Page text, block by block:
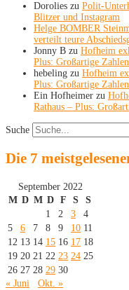
Dorolies zu Polit-
Blitzer und Instagram
Helge BOMBER
verteilt teure
Jonny B zu Hofheim
Plus: Großartige
hebeling zu Hofheim
Plus: Großartige
Ein Hofheimer zu
Rathaus – Plus:
Suche
Die 7
September 2022
M D M D F S
S
1
2 3
4
5
6 7 8 9 10 11
12 13 14 15 16 17 18
19 20 21 22 23 24 25
26 27 28 29 30
« Juni
Okt. »